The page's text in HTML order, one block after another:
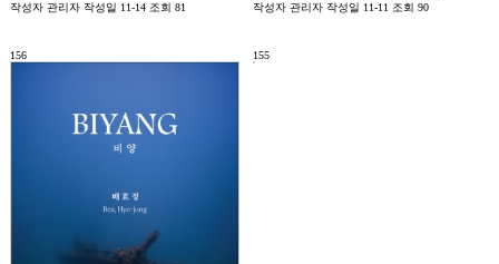
작성자 관리자 작성일 11-14 조회 81
작성자 관리자 작성일 11-11 조회 90
156 155